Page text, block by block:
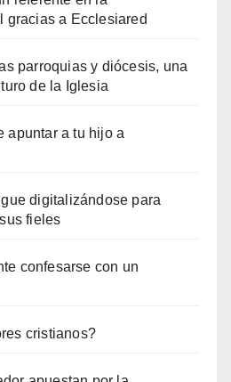
gracias a Ecclesiared
parroquias y diócesis, una
de la Iglesia
apuntar a tu hijo a
digitalizándose para
fieles
confesarse con un
cristianos?